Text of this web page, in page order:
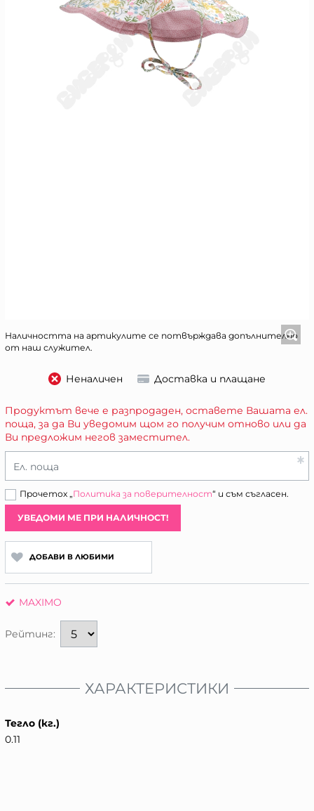
Наличността на артикулите се потвърждава допълнително
от наш служител.
Неналичен Доставка и плащане
Продуктът вече е разпродаден, оставете Вашата ел.
поща, за да Ви уведомим щом го получим отново или да
Ви предложим негов заместител.
Ел. поща
Прочетох „Политика за поверителност“ и съм съгласен.
УВЕДОМИ МЕ ПРИ НАЛИЧНОСТ!
ДОБАВИ В ЛЮБИМИ
MAXIMO
Рейтинг:
ХАРАКТЕРИСТИКИ
Тегло (кг.)
0.11